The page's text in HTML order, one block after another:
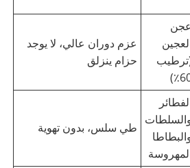
عجن
عزم دوران عالي، لا يوجد
حزام ينزلق
طي سلس، بدون تهوية